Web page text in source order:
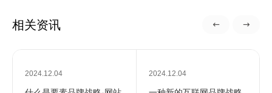
相关资讯
2024.12.04 2024.12.04